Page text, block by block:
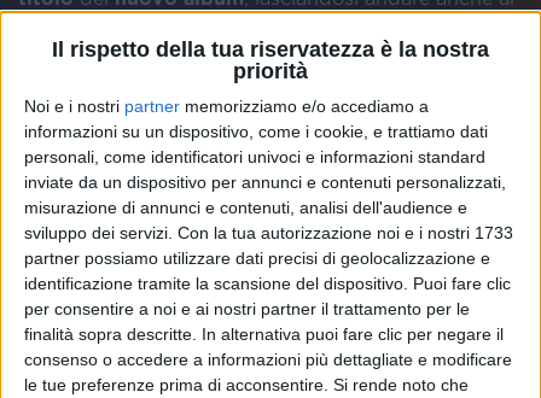
Il rispetto della tua riservatezza è la nostra
priorità
Noi e i nostri partner memorizziamo e/o accediamo a
informazioni su un dispositivo, come i cookie, e trattiamo dati
personali, come identificatori univoci e informazioni standard
inviate da un dispositivo per annunci e contenuti personalizzati,
misurazione di annunci e contenuti, analisi dell'audience e
sviluppo dei servizi. Con la tua autorizzazione noi e i nostri 1733
partner possiamo utilizzare dati precisi di geolocalizzazione e
identificazione tramite la scansione del dispositivo. Puoi fare clic
per consentire a noi e ai nostri partner il trattamento per le
finalità sopra descritte. In alternativa puoi fare clic per negare il
consenso o accedere a informazioni più dettagliate e modificare
le tue preferenze prima di acconsentire. Si rende noto che
equazione . Per lui, lamatematicaera un po'
dislessico. "Non ho mai preso una
sufficienza in matematica, in vita mia. Lo giuro
ammesso. Gli piaceva la geometria, però: anche
questa materia è presente sulla copertina (con un
quadrato). Il titolo del disco si riferisce a uno studio
diLeonardo Da Vinci, secondo cui "la proporzione
tra rami, radici e tronco esiste come necessità per
l'albero di resistere al vento". "Quindi, che fa il ramo?
Si piega, ma non si spezza", ha così semplificato. "La
matematica dei rami rappresenta un po' l'unione che
c'è stata con i ragazzi della Magical Mystery Band.
Abbiamo messo una serie di esperienze insieme.